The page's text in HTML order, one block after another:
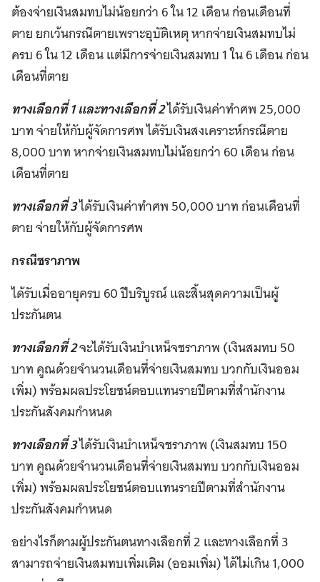
ต้องจ่ายเงินสมทบไม่น้อยกว่า 6 ใน 12 เดือน ก่อนเดือนที่
ตาย ยกเว้นกรณีตายเพราะอุบัติเหตุ หากจ่ายเงินสมทบไม่
ครบ 6 ใน 12 เดือน แต่มีการจ่ายเงินสมทบ 1 ใน 6 เดือน ก่อน
เดือนที่ตาย
ทางเลือกที่ 1 และทางเลือกที่ 2ได้รับเงินค่าทำศพ 25,000
บาท จ่ายให้กับผู้จัดการศพ ได้รับเงินสงเคราะห์กรณีตาย
8,000 บาท หากจ่ายเงินสมทบไม่น้อยกว่า 60 เดือน ก่อน
เดือนที่ตาย
ทางเลือกที่ 3ได้รับเงินค่าทำศพ 50,000 บาท ก่อนเดือนที่
ตาย จ่ายให้กับผู้จัดการศพ
กรณีชราภาพ
ได้รับเมื่ออายุครบ 60 ปีบริบูรณ์ และสิ้นสุดความเป็นผู้
ประกันตน
ทางเลือกที่ 2จะได้รับเงินบำเหน็จชราภาพ (เงินสมทบ 50
บาท คูณด้วยจำนวนเดือนที่จ่ายเงินสมทบ บวกกับเงินออม
เพิ่ม) พร้อมผลประโยชน์ตอบแทนรายปีตามที่สำนักงาน
ประกันสังคมกำหนด
ทางเลือกที่ 3ได้รับเงินบำเหน็จชราภาพ (เงินสมทบ 150
บาท คูณด้วยจำนวนเดือนที่จ่ายเงินสมทบ บวกกับเงินออม
เพิ่ม) พร้อมผลประโยชน์ตอบแทนรายปีตามที่สำนักงาน
ประกันสังคมกำหนด
อย่างไรก็ตามผู้ประกันตนทางเลือกที่ 2 และทางเลือกที่ 3
สามารถจ่ายเงินสมทบเพิ่มเติม (ออมเพิ่ม) ได้ไม่เกิน 1,000